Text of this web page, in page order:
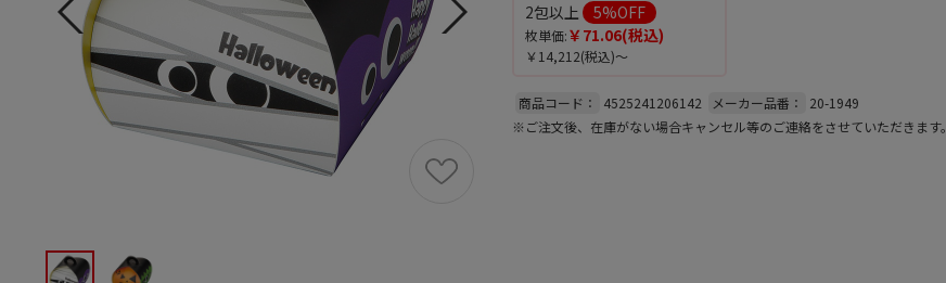
2包以上 5%OFF
枚単価:￥71.06(税込)
￥14,212(税込)～
商品コード： 4525241206142 メーカー品番：
20-1949
※ご注文後、在庫がない場合キャンセル等のご連絡をさせていただきます。